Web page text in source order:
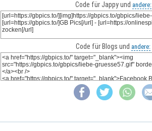
Code für Jappy und andere:
Code für Blogs und andere: